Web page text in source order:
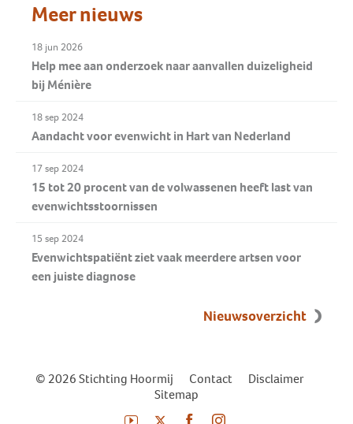
Meer nieuws
18 jun 2026
Help mee aan onderzoek naar aanvallen duizeligheid
bij Ménière
18 sep 2024
Aandacht voor evenwicht in Hart van Nederland
17 sep 2024
15 tot 20 procent van de volwassenen heeft last van
evenwichtsstoornissen
15 sep 2024
Evenwichtspatiënt ziet vaak meerdere artsen voor
een juiste diagnose
Nieuwsoverzicht
© 2026 Stichting Hoormij Contact Disclaimer
Sitemap